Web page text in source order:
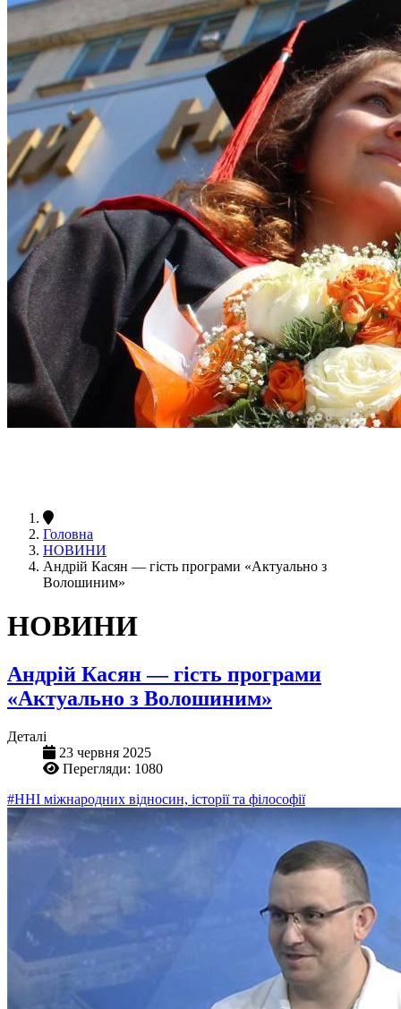
Головна
НОВИНИ
Андрій Касян — гість програми «Актуально з
Волошиним»
НОВИНИ
Андрій Касян — гість програми
«Актуально з Волошиним»
Деталі
23 червня 2025
Перегляди: 1080
#ННІ міжнародних відносин, історії та філософії